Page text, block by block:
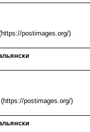
postimages.org/)
postimages.org/)